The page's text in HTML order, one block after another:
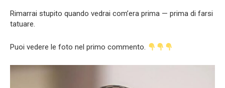
Rimarrai stupito quando vedrai com’era prima — prima di farsi
tatuare.
Puoi vedere le foto nel primo commento.